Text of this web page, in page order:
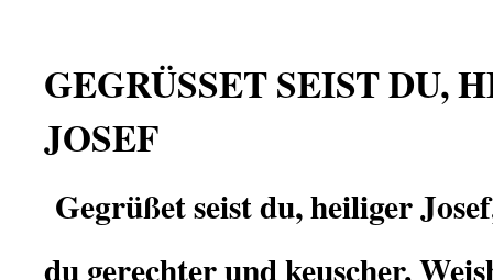
GEGRÜSSET SEIST DU,
JOSEF
Gegrüßet seist du, heiliger
du gerechter und keuscher.